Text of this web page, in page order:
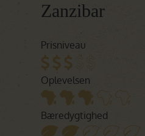
Zanzibar
Prisniveau
Oplevelsen
Bæredygtighed